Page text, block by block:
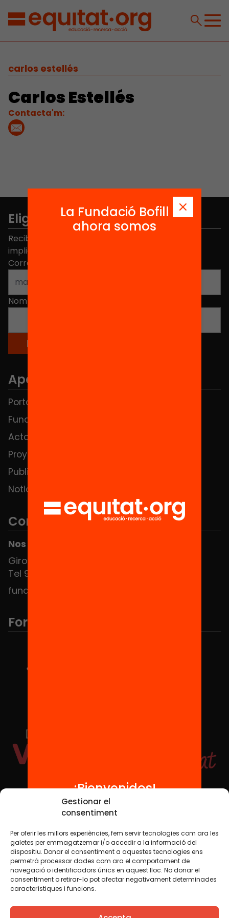
Gestionar el
consentiment
Per oferir les millors experiències, fem servir tecnologies com ara les
galetes per emmagatzemar i/o accedir a la informació del
dispositiu. Donar el consentiment a aquestes tecnologies ens
permetrà processar dades com ara el comportament de
navegació o identificadors únics en aquest lloc. No donar el
consentiment o retirar-lo pot afectar negativament determinades
característiques i funcions.
carlos estellés
Carlos Estellés
Contacta'm:
Elige equidad
Recibe contenidos, iniciativas y proyectos para
implicarte.
Correo electrónico
Nombre
Apartados
Portada
Fundación
Actos
Proyectos
Publicaciones y vídeos
Noticias
Contacto
Nos puedes encontrar en el HUB Social
Girona 34, interior 08010 Barcelona
Tel 934 588 700
fundacio@equitat.org
Formamos parte de...
Redes sociales
TWT YTB IG FB IN
Aviso legalPolítica de cookies
Creemos que el conocimiento debe compartirse. Por eso
La Fundació Bofill
ahora somos
¡Bienvenidos!